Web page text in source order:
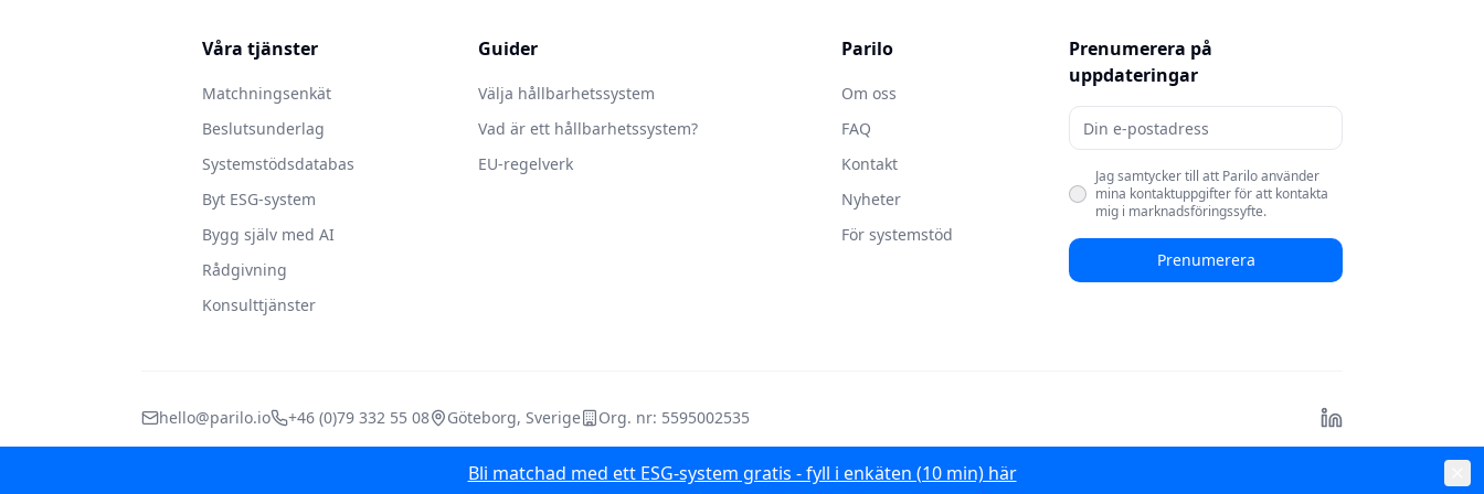
Våra tjänster
Matchningsenkät
Beslutsunderlag
Systemstödsdatabas
Byt ESG-system
Bygg själv med AI
Rådgivning
Konsulttjänster
Guider
Välja hållbarhetssystem
Vad är ett hållbarhetssystem?
EU-regelverk
Parilo
Om oss
FAQ
Kontakt
Nyheter
För systemstöd
Prenumerera på
uppdateringar
Jag samtycker till att Parilo använder
mina kontaktuppgifter för att kontakta
mig i marknadsföringssyfte.
Prenumerera
hello@parilo.io +46 (0)79 332 55 08 Göteborg, Sverige Org. nr: 5595002535
Bli matchad med ett ESG-system gratis - fyll i enkäten (10 min) här